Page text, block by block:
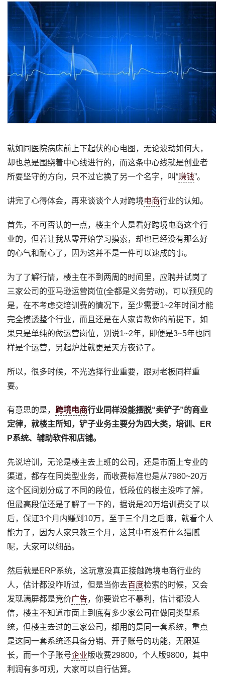
就如同医院病床前上下起伏的心电图，无论波动如何大，
却也总是围绕着中心线进行的，而这条中心线就是创业者
所要坚守的方向，只不过它换了另一个名字，叫“赚钱”。
讲完了心得体会，再来谈谈个人对跨境电商行业的认知。
首先，不可否认的一点，楼主个人是看好跨境电商这个行
业的，但若让我从零开始学习摸索，却也已经没有那么好
的心气和耐心了，因为这并不是一件可以速成的事。
为了了解行情，楼主在不到两周的时间里，应聘并试岗了
三家公司的亚马逊运营岗位(全都是义务劳动)，可以预见的
是，在不考虑交培训费的情况下，至少需要1~2年时间才能
完全摸透整个行业，而且还是在人家肯教你的前提下，如
果只是单纯的做运营岗位，别说1~2年，即便是3~5年也同
样是个运营，另起炉灶就更是天方夜谭了。
所以，很多时候，不光选择行业重要，跟对老板同样重
要。
有意思的是， 跨境电商行业同样没能摆脱“卖铲子”的商业
定律，就楼主所知，铲子业务主要分为四大类，培训、ER
P系统、辅助软件和店铺。
先说培训，无论是楼主去上班的公司，还是市面上专业的
渠道，都存在同类型业务，而收费标准也是从7980~20万
这个区间划分成了不同的段位，低段位的楼主没咋了解，
但最高段位还是了解了一下的，据说是20万培训费交了以
后，保证3个月内赚到10万，至于三个月之后嘛，就看个人
能力了，因为人家只教三个月，这其中有没有什么猫腻
呢，大家可以细品。
然后就是ERP系统，这玩意没真正接触跨境电商行业的
人，估计都没咋听过，但是当你去百度检索的时候，又会
发现满屏都是竞价广告，你要说它不暴利，估计都没人
信，楼主不知道市面上到底有多少家公司在做同类型系
统，但楼主去过的三家公司，都用的是同一套系统，重点
是这同一套系统还具备分销、开子账号的功能，无限延
长，而一个子账号企业版收费29800，个人版9800，其中
利润有多可观，大家可以自行估算。